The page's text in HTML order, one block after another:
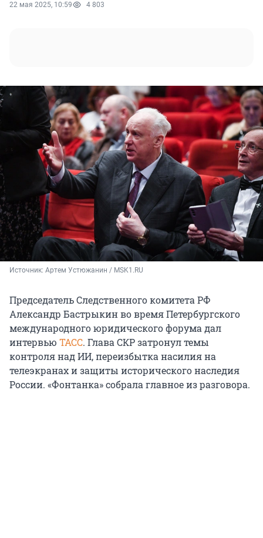
22 мая 2025, 10:59 4 803
Источник: Артем Устюжанин / MSK1.RU
Председатель Следственного комитета РФ
Александр Бастрыкин во время Петербургского
международного юридического форума дал
интервью ТАСС. Глава СКР затронул темы
контроля над ИИ, переизбытка насилия на
телеэкранах и защиты исторического наследия
России. «Фонтанка» собрала главное из разговора.